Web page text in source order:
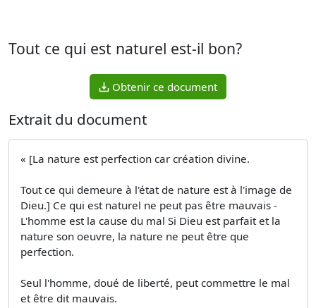
Tout ce qui est naturel est-il bon?
Obtenir ce document
Extrait du document
« [La nature est perfection car création divine.
Tout ce qui demeure à l'état de nature est à l'image de
Dieu.] Ce qui est naturel ne peut pas être mauvais -
L'homme est la cause du mal Si Dieu est parfait et la
nature son oeuvre, la nature ne peut être que
perfection.
Seul l'homme, doué de liberté, peut commettre le mal
et être dit mauvais.